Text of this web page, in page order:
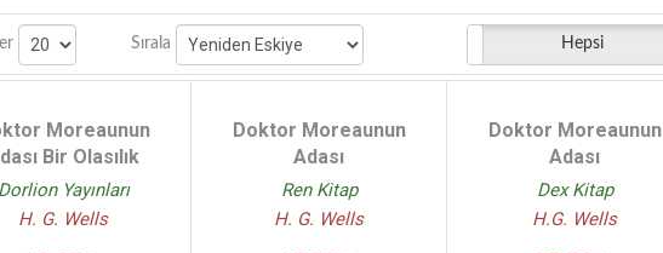
Sırala Stoktakiler Hepsi
Moreaunun
Bir Olasılık
Yayınları
H. G. Wells
Doktor Moreaunun
Adası
Ren Kitap
H. G. Wells
Doktor Moreaunun
Adası
Dex Kitap
H.G. Wells